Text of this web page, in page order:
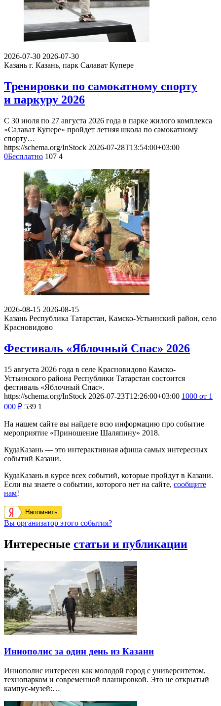
2026-07-30 2026-07-30
Казань г. Казань, парк Салават Купере
Тренировки по самокатному спорту
и паркуру 2026
С 30 июля по 27 августа 2026 года в парке жилого комплекса
«Салават Купере» пройдет летняя школа по самокатному
спорту…
https://schema.org/InStock 2026-07-28T13:54:00+03:00
0Бесплатно 107 4
2026-08-15 2026-08-15
Казань Республика Татарстан, Камско-Устьинский район, село
Красновидово
Фестиваль «Яблочный Спас» 2026
15 августа 2026 года в селе Красновидово Камско-
Устьинского района Республики Татарстан состоится
фестиваль «Яблочный Спас».
https://schema.org/InStock 2026-07-23T12:26:00+03:00 1000 от 1
000 ₽ 539 1
На нашем сайте вы найдете всю информацию про событие
мероприятие «Приношение Шаляпину» 2018.
КудаКазань — это интерактивная афиша самых интересных
событий Казани.
КудаКазань в курсе всех событий, которые пройдут в Казани.
Если вы знаете о событии, которого нет на сайте, сообщите
нам!
Напомнить
Вы организатор этого события?
Интересные статьи и публикации
Иннополис за один день из Казани
Иннополис интересен как молодой город с университетом,
технопарком и современной планировкой. Это не открытый
кампус-музей:…